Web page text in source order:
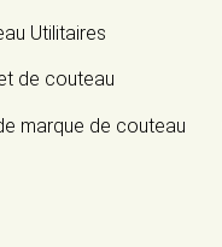
Utilitaires
de couteau
marque de couteau